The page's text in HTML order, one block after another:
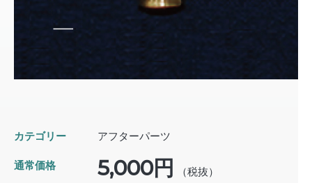
カテゴリー アフターパーツ
通常価格 5,000円 （税抜）